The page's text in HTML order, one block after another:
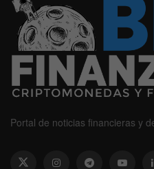
Portal de noticias financieras y